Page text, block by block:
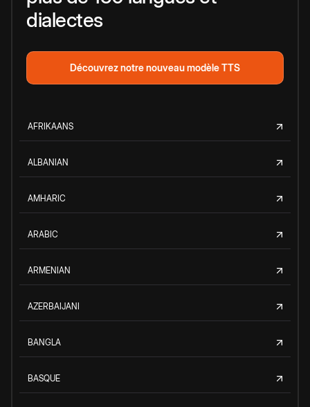
dialectes
Découvrez notre nouveau modèle TTS
AFRIKAANS
ALBANIAN
AMHARIC
ARABIC
ARMENIAN
AZERBAIJANI
BANGLA
BASQUE